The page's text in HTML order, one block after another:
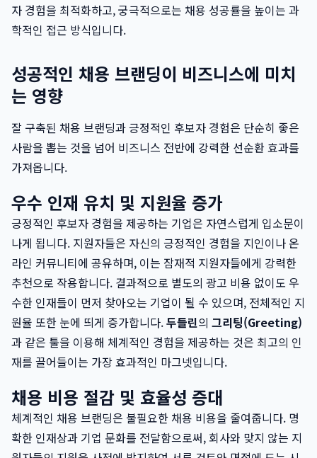
자 경험을 최적화하고, 궁극적으로는 채용 성공률을 높이는 과
학적인 접근 방식입니다.
성공적인 채용 브랜딩이 비즈니스에 미치
는 영향
잘 구축된 채용 브랜딩과 긍정적인 후보자 경험은 단순히 좋은
사람을 뽑는 것을 넘어 비즈니스 전반에 강력한 선순환 효과를
가져옵니다.
우수 인재 유치 및 지원율 증가
긍정적인 후보자 경험을 제공하는 기업은 자연스럽게 입소문이
나게 됩니다. 지원자들은 자신의 긍정적인 경험을 지인이나 온
라인 커뮤니티에 공유하며, 이는 잠재적 지원자들에게 강력한
추천으로 작용합니다. 결과적으로 별도의 광고 비용 없이도 우
수한 인재들이 먼저 찾아오는 기업이 될 수 있으며, 전체적인 지
원율 또한 눈에 띄게 증가합니다.두들린의 그리팅(Greeting)
과 같은 툴을 이용해 체계적인 경험을 제공하는 것은 최고의 인
재를 끌어들이는 가장 효과적인 마그넷입니다.
채용 비용 절감 및 효율성 증대
체계적인 채용 브랜딩은 불필요한 채용 비용을 줄여줍니다. 명
확한 인재상과 기업 문화를 전달함으로써, 회사와 맞지 않는 지